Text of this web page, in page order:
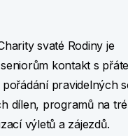
svaté Rodiny je
kontakt s
pravidelných
dílen, programů na
výletů a zájezdů.